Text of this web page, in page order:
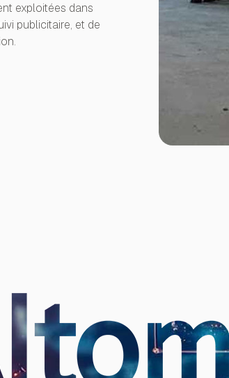
exploitées dans
publicitaire, et de